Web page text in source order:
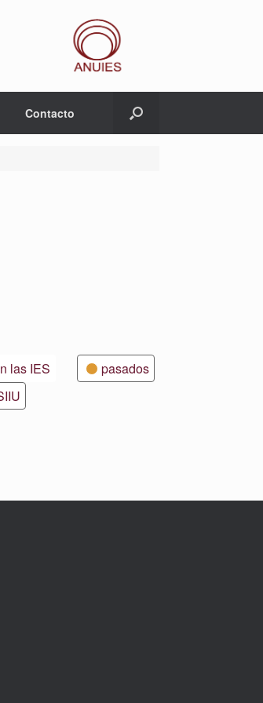
Contacto
las IES
pasados